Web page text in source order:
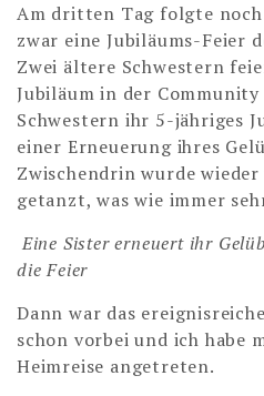
Am dritten Tag folgte
zwar eine Jubiläums-Feier
Zwei ältere Schwestern
Jubiläum in der
Schwestern ihr 5-jähriges
einer Erneuerung ihres
Zwischendrin wurde
getanzt, was wie immer
Eine Sister erneuert ihr
die Feier
Dann war das
schon vorbei und ich habe
Heimreise angetreten.